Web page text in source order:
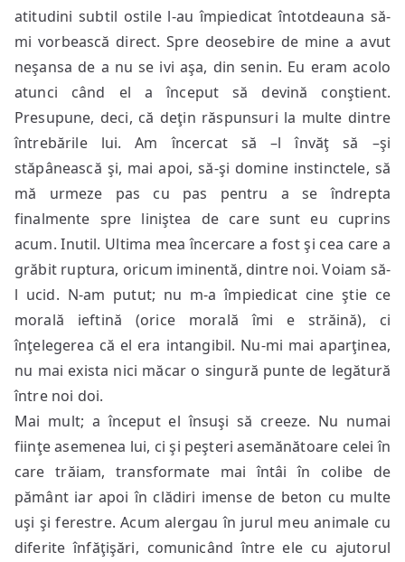
atitudini subtil ostile l-au împiedicat întotdeauna să-
mi vorbească direct. Spre deosebire de mine a avut
neşansa de a nu se ivi aşa, din senin. Eu eram acolo
atunci când el a început să devină conştient.
Presupune, deci, că deţin răspunsuri la multe dintre
întrebările lui. Am încercat să –l învăţ să –şi
stăpânească şi, mai apoi, să-şi domine instinctele, să
mă urmeze pas cu pas pentru a se îndrepta
finalmente spre liniştea de care sunt eu cuprins
acum. Inutil. Ultima mea încercare a fost şi cea care a
grăbit ruptura, oricum iminentă, dintre noi. Voiam să-
l ucid. N-am putut; nu m-a împiedicat cine ştie ce
morală ieftină (orice morală îmi e străină), ci
înţelegerea că el era intangibil. Nu-mi mai aparţinea,
nu mai exista nici măcar o singură punte de legătură
între noi doi.
Mai mult; a început el însuşi să creeze. Nu numai
fiinţe asemenea lui, ci şi peşteri asemănătoare celei în
care trăiam, transformate mai întâi în colibe de
pământ iar apoi în clădiri imense de beton cu multe
uşi şi ferestre. Acum alergau în jurul meu animale cu
diferite înfăţişări, comunicând între ele cu ajutorul